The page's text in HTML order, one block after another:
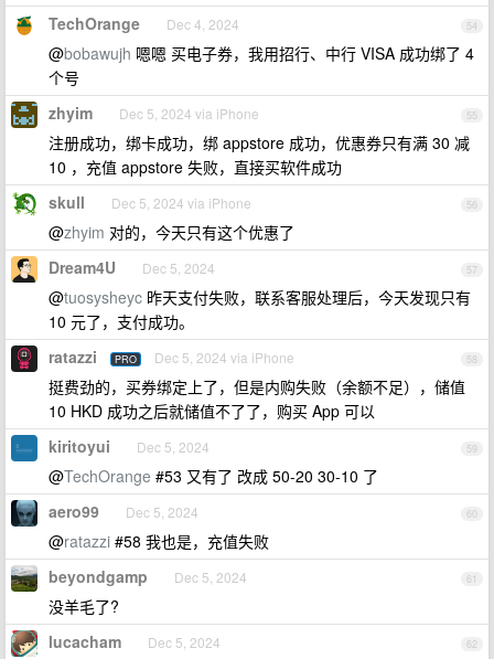
54
TechOrange Dec 4, 2024
@bobawujh 嗯嗯 买电子券，我用招行、中行 VISA 成功绑了 4
个号
55
zhyim Dec 5, 2024 via iPhone
注册成功，绑卡成功，绑 appstore 成功，优惠券只有满 30 减
10 ，充值 appstore 失败，直接买软件成功
56
skull Dec 5, 2024 via iPhone
@zhyim 对的，今天只有这个优惠了
57
Dream4U Dec 5, 2024
@tuosysheyc 昨天支付失败，联系客服处理后，今天发现只有
10 元了，支付成功。
58
ratazzi PRO Dec 5, 2024 via iPhone
挺费劲的，买券绑定上了，但是内购失败（余额不足），储值
10 HKD 成功之后就储值不了了，购买 App 可以
59
kiritoyui Dec 5, 2024
@TechOrange #53 又有了 改成 50-20 30-10 了
60
aero99 Dec 5, 2024
@ratazzi #58 我也是，充值失败
61
beyondgamp Dec 5, 2024
没羊毛了?
62
lucacham Dec 5, 2024